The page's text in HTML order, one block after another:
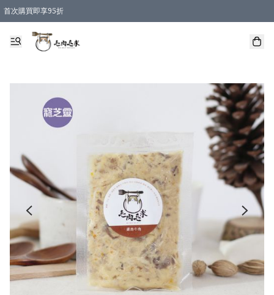
首次購買即享95折
凡購物滿 HKD 600 即享運費減免優惠